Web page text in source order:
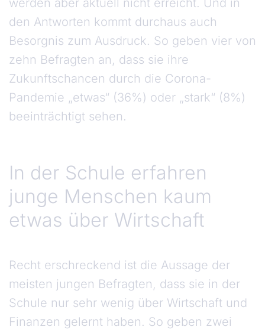
werden aber aktuell nicht erreicht. Und in
den Antworten kommt durchaus auch
Besorgnis zum Ausdruck. So geben vier von
zehn Befragten an, dass sie ihre
Zukunftschancen durch die Corona-
Pandemie „etwas“ (36%) oder „stark“ (8%)
beeinträchtigt sehen.
In der Schule erfahren
junge Menschen kaum
etwas über Wirtschaft
Recht erschreckend ist die Aussage der
meisten jungen Befragten, dass sie in der
Schule nur sehr wenig über Wirtschaft und
Finanzen gelernt haben. So geben zwei